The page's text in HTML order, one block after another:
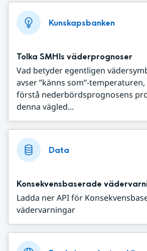
Kunskapsbanken
Tolka SMHIs väderprognoser
Vad betyder egentligen
avser ”känns som”-
förstå nederbördsprognosens
denna vägled...
Data
Konsekvensbaserade
Ladda ner API för
vädervarningar